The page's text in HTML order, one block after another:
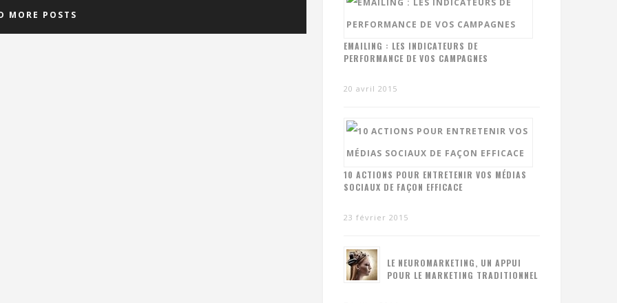
MORE POSTS
EMAILING : LES INDICATEURS DE
PERFORMANCE DE VOS CAMPAGNES
20 avril 2015
10 ACTIONS POUR ENTRETENIR VOS MÉDIAS
SOCIAUX DE FAÇON EFFICACE
23 février 2015
LE NEUROMARKETING, UN APPUI
POUR LE MARKETING TRADITIONNEL